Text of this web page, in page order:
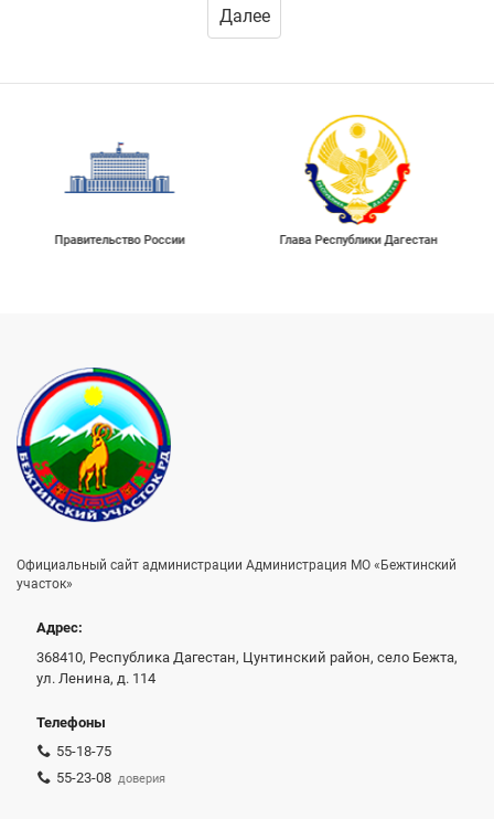
Далее
Правительство России Глава Республики Дагестан
Официальный сайт администрации Администрация МО «Бежтинский
участок»
Адрес:
368410, Республика Дагестан, Цунтинский район, село Бежта,
ул. Ленина, д. 114
Телефоны
55-18-75
55-23-08 доверия